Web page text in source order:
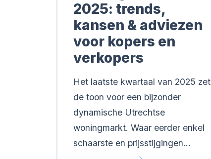
2025: trends,
kansen & adviezen
voor kopers en
verkopers
Het laatste kwartaal van 2025 zet
de toon voor een bijzonder
dynamische Utrechtse
woningmarkt. Waar eerder enkel
schaarste en prijsstijgingen…